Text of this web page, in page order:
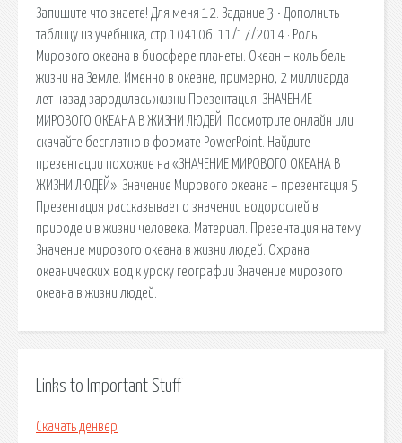
Запишите что знаете! Для меня 12. Задание 3 • Дополнить
таблицу из учебника, стр.104106. 11/17/2014 · Роль
Мирового океана в биосфере планеты. Океан – колыбель
жизни на Земле. Именно в океане, примерно, 2 миллиарда
лет назад зародилась жизни Презентация: ЗНАЧЕНИЕ
МИРОВОГО ОКЕАНА В ЖИЗНИ ЛЮДЕЙ. Посмотрите онлайн или
скачайте бесплатно в формате PowerPoint. Найдите
презентации похожие на «ЗНАЧЕНИЕ МИРОВОГО ОКЕАНА В
ЖИЗНИ ЛЮДЕЙ». Значение Мирового океана – презентация 5
Презентация рассказывает о значении водорослей в
природе и в жизни человека. Материал. Презентация на тему
Значение мирового океана в жизни людей. Охрана
океанических вод к уроку географии Значение мирового
океана в жизни людей.
Links to Important Stuff
Скачать денвер